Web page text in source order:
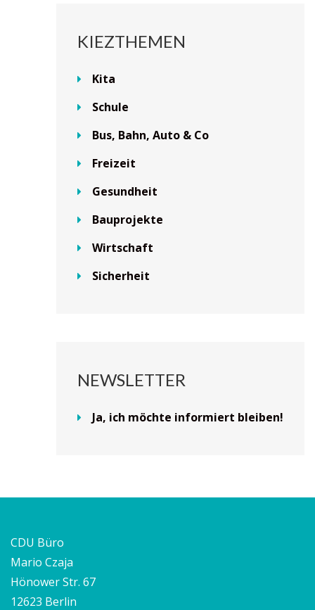
KIEZTHEMEN
Kita
Schule
Bus, Bahn, Auto & Co
Freizeit
Gesundheit
Bauprojekte
Wirtschaft
Sicherheit
NEWSLETTER
Ja, ich möchte informiert bleiben!
CDU Büro
Mario Czaja
Hönower Str. 67
12623 Berlin